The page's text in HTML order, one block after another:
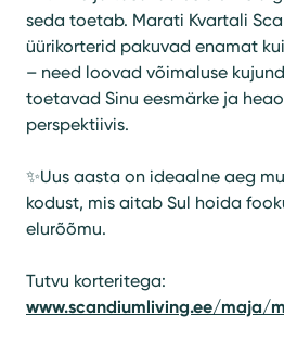
seda toetab. Marati Kvartali
üürikorterid pakuvad enamat
– need loovad võimaluse
toetavad Sinu eesmärke ja
perspektiivis.
✨Uus aasta on ideaalne aeg
kodust, mis aitab Sul hoida
elurõõmu.
Tutvu korteritega:
www.scandiumliving.ee/